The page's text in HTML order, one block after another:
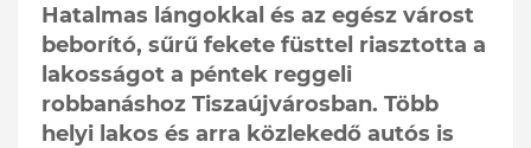
Hatalmas lángokkal és az egész várost
beborító, sűrű fekete füsttel riasztotta a
lakosságot a péntek reggeli
robbanáshoz Tiszaújvárosban. Több
helyi lakos és arra közlekedő autós is